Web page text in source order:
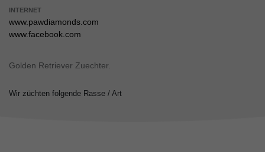
INTERNET
www.pawdiamonds.com
www.facebook.com
Golden Retriever Zuechter.
Wir züchten folgende Rasse / Art